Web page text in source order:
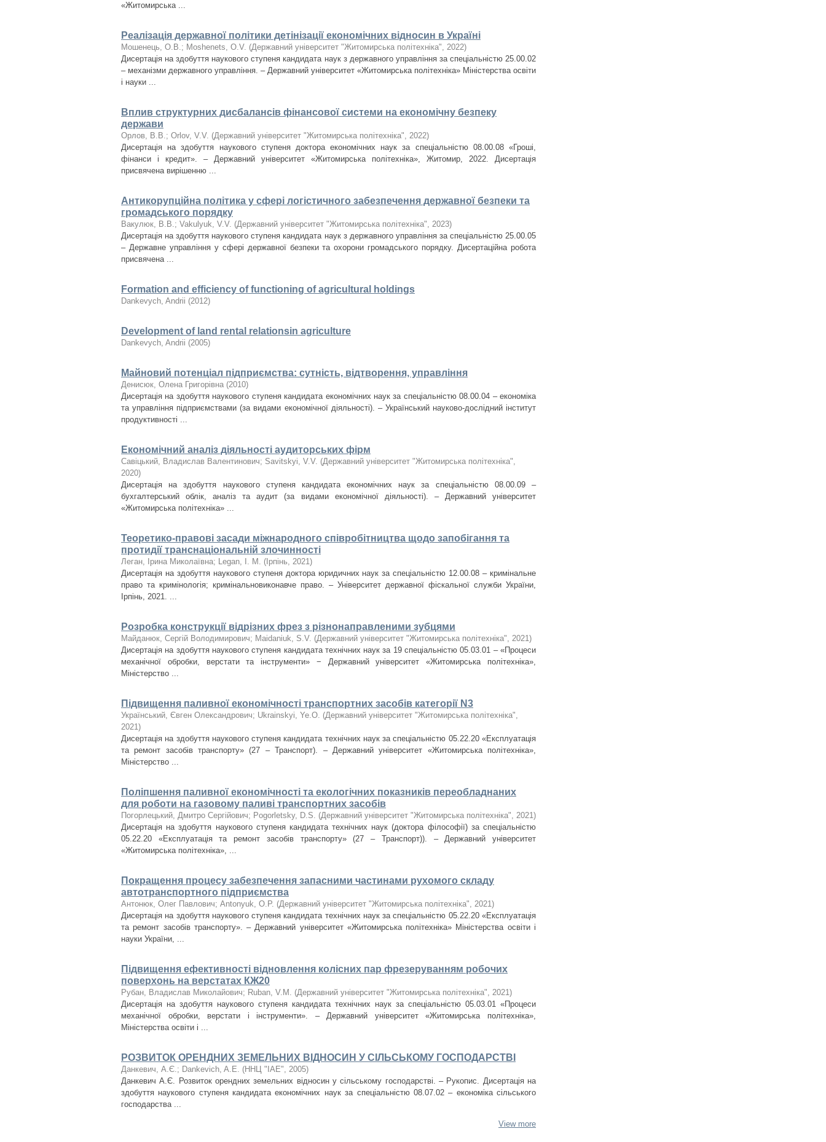
«Житомирська ...
Реалізація державної політики детінізації економічних відносин в Україні
Мошенець, О.В.; Moshenets, O.V. (Державний університет "Житомирська політехніка", 2022)
Дисертація на здобуття наукового ступеня кандидата наук з державного управління за спеціальністю 25.00.02
– механізми державного управління. – Державний університет «Житомирська політехніка» Міністерства освіти
і науки ...
Вплив структурних дисбалансів фінансової системи на економічну безпеку
держави
Орлов, В.В.; Orlov, V.V. (Державний університет "Житомирська політехніка", 2022)
Дисертація на здобуття наукового ступеня доктора економічних наук за спеціальністю 08.00.08 «Гроші,
фінанси і кредит». – Державний університет «Житомирська політехніка», Житомир, 2022. Дисертація
присвячена вирішенню ...
Антикорупційна політика у сфері логістичного забезпечення державної безпеки та
громадського порядку
Вакулюк, В.В.; Vakulyuk, V.V. (Державний університет "Житомирська політехніка", 2023)
Дисертація на здобуття наукового ступеня кандидата наук з державного управління за спеціальністю 25.00.05
– Державне управління у сфері державної безпеки та охорони громадського порядку. Дисертаційна робота
присвячена ...
Formation and efficiency of functioning of agricultural holdings
Dankevych, Andrii (2012)
Development of land rental relationsin agriculture
Dankevych, Andrii (2005)
Майновий потенціал підприємства: сутність, відтворення, управління
Денисюк, Олена Григорівна (2010)
Дисертація на здобуття наукового ступеня кандидата економічних наук за спеціальністю 08.00.04 – економіка
та управління підприємствами (за видами економічної діяльності). – Український науково-дослідний інститут
продуктивності ...
Економічний аналіз діяльності аудиторських фірм
Савіцький, Владислав Валентинович; Savitskyi, V.V. (Державний університет "Житомирська політехніка",
2020)
Дисертація на здобуття наукового ступеня кандидата економічних наук за спеціальністю 08.00.09 –
бухгалтерський облік, аналіз та аудит (за видами економічної діяльності). – Державний університет
«Житомирська політехніка» ...
Теоретико-правові засади міжнародного співробітництва щодо запобігання та
протидії транснаціональній злочинності
Леган, Ірина Миколаївна; Legan, I. M. ( Ірпінь, 2021)
Дисертація на здобуття наукового ступеня доктора юридичних наук за спеціальністю 12.00.08 – кримінальне
право та кримінологія; кримінальновиконавче право. – Університет державної фіскальної служби України,
Ірпінь, 2021. ...
Розробка конструкції відрізних фрез з різнонаправленими зубцями
Майданюк, Сергій Володимирович; Maidaniuk, S.V. (Державний університет "Житомирська політехніка", 2021)
Дисертація на здобуття наукового ступеня кандидата технічних наук за 19 спеціальністю 05.03.01 – «Процеси
механічної обробки, верстати та інструменти» − Державний університет «Житомирська політехніка»,
Міністерство ...
Підвищення паливної економічності транспортних засобів категорії N3
Український, Євген Олександрович; Ukrainskyi, Ye.O. (Державний університет "Житомирська політехніка",
2021)
Дисертація на здобуття наукового ступеня кандидата технічних наук за спеціальністю 05.22.20 «Експлуатація
та ремонт засобів транспорту» (27 – Транспорт). – Державний університет «Житомирська політехніка»,
Міністерство ...
Поліпшення паливної економічності та екологічних показників переобладнаних
для роботи на газовому паливі транспортних засобів
Погорлецький, Дмитро Сергійович; Pogorletsky, D.S. (Державний університет "Житомирська політехніка", 2021)
Дисертація на здобуття наукового ступеня кандидата технічних наук (доктора філософії) за спеціальністю
05.22.20 «Експлуатація та ремонт засобів транспорту» (27 – Транспорт)). – Державний університет
«Житомирська політехніка», ...
Покращення процесу забезпечення запасними частинами рухомого складу
автотранспортного підприємства
Антонюк, Олег Павлович; Antonyuk, O.P. (Державний університет "Житомирська політехніка", 2021)
Дисертація на здобуття наукового ступеня кандидата технічних наук за спеціальністю 05.22.20 «Експлуатація
та ремонт засобів транспорту». – Державний університет «Житомирська політехніка» Міністерства освіти і
науки України, ...
Підвищення ефективності відновлення колісних пар фрезеруванням робочих
поверхонь на верстатах КЖ20
Рубан, Владислав Миколайович; Ruban, V.M. (Державний університет "Житомирська політехніка", 2021)
Дисертація на здобуття наукового ступеня кандидата технічних наук за спеціальністю 05.03.01 «Процеси
механічної обробки, верстати і інструменти». – Державний університет «Житомирська політехніка»,
Міністерства освіти і ...
РОЗВИТОК ОРЕНДНИХ ЗЕМЕЛЬНИХ ВІДНОСИН У СІЛЬСЬКОМУ ГОСПОДАРСТВІ
Данкевич, А.Є.; Dankevich, A.E. (ННЦ "ІАЕ", 2005)
Данкевич А.Є. Розвиток орендних земельних відносин у сільському господарстві. – Рукопис. Дисертація на
здобуття наукового ступеня кандидата економічних наук за спеціальністю 08.07.02 – економіка сільського
господарства ...
View more